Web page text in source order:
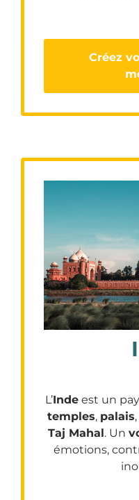
Créez
L’Indeest un
temples, palais,
Taj Mahal. Un
émotions,